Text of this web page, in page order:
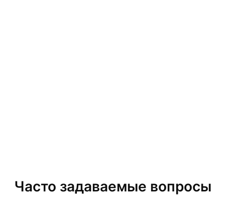
Часто задаваемые вопросы